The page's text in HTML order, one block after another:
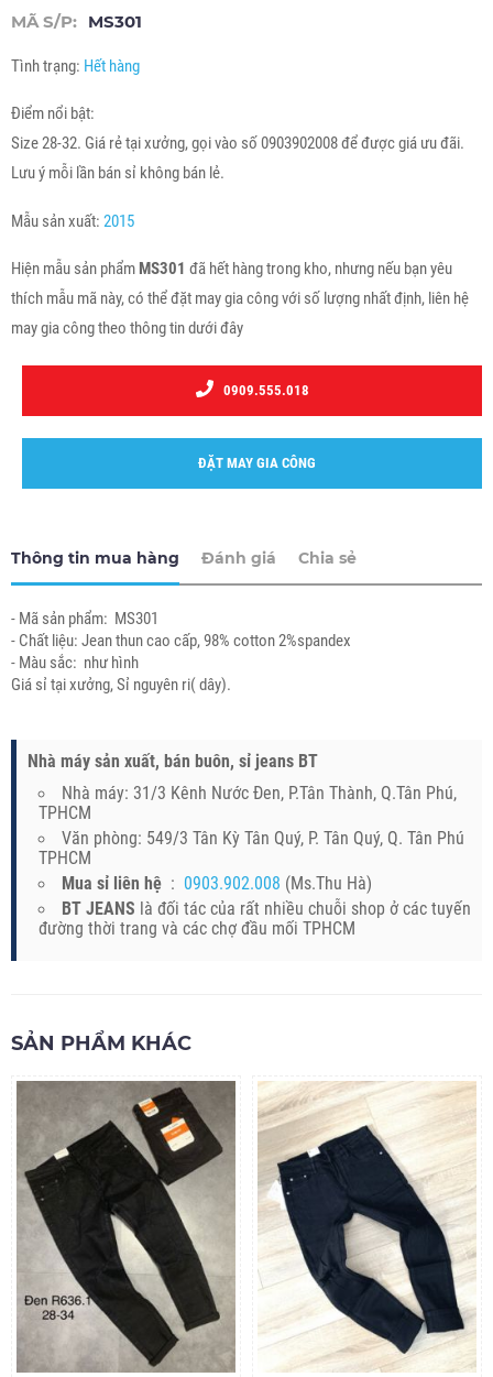
MÃ S/P: MS301
Tình trạng: Hết hàng
Điểm nổi bật:
Size 28-32. Giá rẻ tại xưởng, gọi vào số 0903902008 để được giá ưu đãi.
Lưu ý mỗi lần bán sỉ không bán lẻ.
Mẫu sản xuất: 2015
Hiện mẫu sản phẩm MS301 đã hết hàng trong kho, nhưng nếu bạn yêu
thích mẫu mã này, có thể đặt may gia công với số lượng nhất định, liên hệ
may gia công theo thông tin dưới đây
0909.555.018
ĐẶT MAY GIA CÔNG
Thông tin mua hàng Đánh giá Chia sẻ
- Mã sản phẩm: MS301
- Chất liệu: Jean thun cao cấp, 98% cotton 2%spandex
- Màu sắc: như hình
Giá sỉ tại xưởng, Sỉ nguyên ri( dây).
Nhà máy sản xuất, bán buôn, sỉ jeans BT
Nhà máy: 31/3 Kênh Nước Đen, P.Tân Thành, Q.Tân Phú,
TPHCM
Văn phòng: 549/3 Tân Kỳ Tân Quý, P. Tân Quý, Q. Tân Phú
TPHCM
Mua sỉ liên hệ : 0903.902.008 (Ms.Thu Hà)
BT JEANS là đối tác của rất nhiều chuỗi shop ở các tuyến
đường thời trang và các chợ đầu mối TPHCM
SẢN PHẨM KHÁC